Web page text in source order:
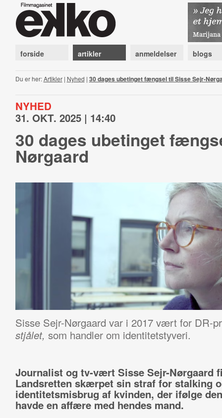
forside artikler anmeldelser blogs
Du er her:Artikler| Nyhed | 30 dages ubetinget fængsel til Sisse Sejr-
NYHED
31. OKT. 2025 | 14:40
30 dages ubetinget
Nørgaard
Sisse Sejr-Nørgaard var i 2017 vært for DR-
stjålet, som handler om identitetstyveri.
Journalist og tv-vært Sisse Sejr-Nørgaard
Landsretten skærpet sin straf for stalking
identitetsmisbrug af kvinden, der ifølge
havde en affære med hendes mand.